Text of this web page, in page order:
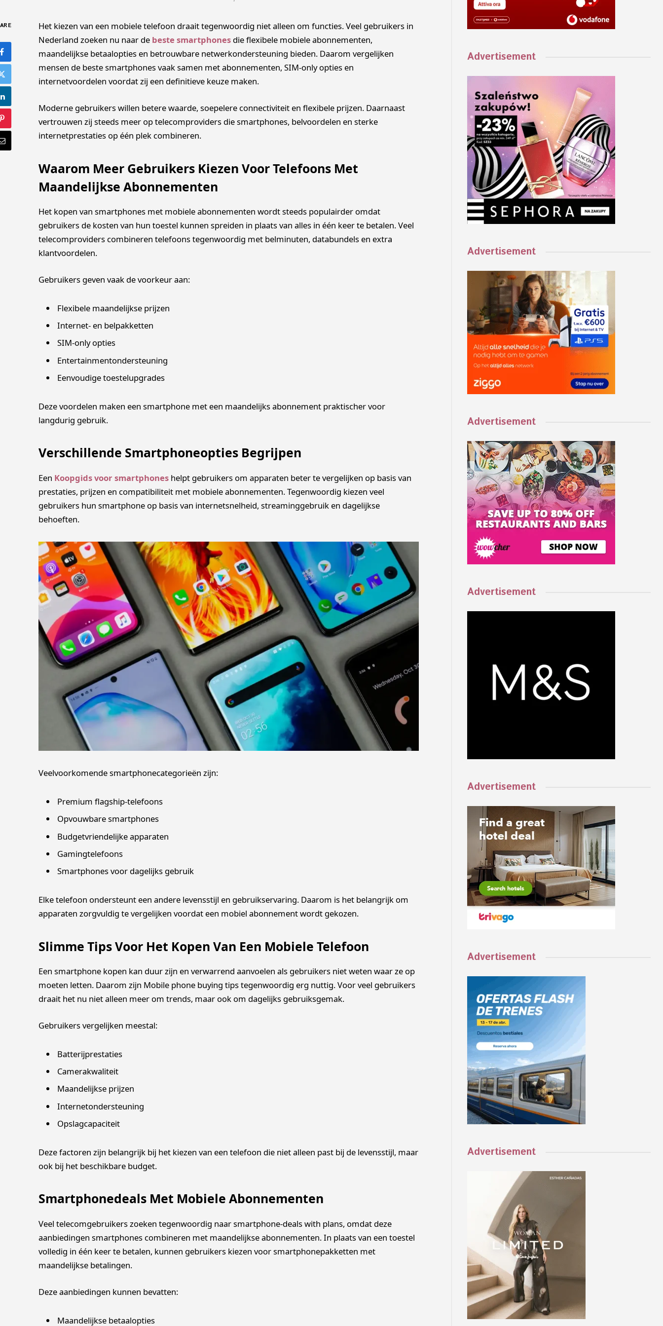
Het kiezen van een mobiele telefoon draait tegenwoordig niet alleen om functies. Veel gebruikers in
Nederland zoeken nu naar de beste smartphonesdie flexibele mobiele abonnementen,
maandelijkse betaalopties en betrouwbare netwerkondersteuning bieden. Daarom vergelijken
mensen de beste smartphones vaak samen met abonnementen, SIM-only opties en
internetvoordelen voordat zij een definitieve keuze maken.
Moderne gebruikers willen betere waarde, soepelere connectiviteit en flexibele prijzen. Daarnaast
vertrouwen zij steeds meer op telecomproviders die smartphones, belvoordelen en sterke
internetprestaties op één plek combineren.
Waarom Meer Gebruikers Kiezen Voor Telefoons Met
Maandelijkse Abonnementen
Het kopen van smartphones met mobiele abonnementen wordt steeds populairder omdat
gebruikers de kosten van hun toestel kunnen spreiden in plaats van alles in één keer te betalen. Veel
telecomproviders combineren telefoons tegenwoordig met belminuten, databundels en extra
klantvoordelen.
Gebruikers geven vaak de voorkeur aan:
Flexibele maandelijkse prijzen
Internet- en belpakketten
SIM-only opties
Entertainmentondersteuning
Eenvoudige toestelupgrades
Deze voordelen maken een smartphone met een maandelijks abonnement praktischer voor
langdurig gebruik.
Verschillende Smartphoneopties Begrijpen
Een Koopgids voor smartphoneshelpt gebruikers om apparaten beter te vergelijken op basis van
prestaties, prijzen en compatibiliteit met mobiele abonnementen. Tegenwoordig kiezen veel
gebruikers hun smartphone op basis van internetsnelheid, streaminggebruik en dagelijkse
behoeften.
Veelvoorkomende smartphonecategorieën zijn:
Premium flagship-telefoons
Opvouwbare smartphones
Budgetvriendelijke apparaten
Gamingtelefoons
Smartphones voor dagelijks gebruik
Elke telefoon ondersteunt een andere levensstijl en gebruikservaring. Daarom is het belangrijk om
apparaten zorgvuldig te vergelijken voordat een mobiel abonnement wordt gekozen.
Slimme Tips Voor Het Kopen Van Een Mobiele Telefoon
Een smartphone kopen kan duur zijn en verwarrend aanvoelen als gebruikers niet weten waar ze op
moeten letten. Daarom zijn Mobile phone buying tips tegenwoordig erg nuttig. Voor veel gebruikers
draait het nu niet alleen meer om trends, maar ook om dagelijks gebruiksgemak.
Gebruikers vergelijken meestal:
Batterijprestaties
Camerakwaliteit
Maandelijkse prijzen
Internetondersteuning
Opslagcapaciteit
Deze factoren zijn belangrijk bij het kiezen van een telefoon die niet alleen past bij de levensstijl, maar
ook bij het beschikbare budget.
Smartphonedeals Met Mobiele Abonnementen
Veel telecomgebruikers zoeken tegenwoordig naar smartphone-deals with plans, omdat deze
aanbiedingen smartphones combineren met maandelijkse abonnementen. In plaats van een toestel
volledig in één keer te betalen, kunnen gebruikers kiezen voor smartphonepakketten met
maandelijkse betalingen.
Deze aanbiedingen kunnen bevatten:
Maandelijkse betaalopties
Advertisement
Advertisement
Advertisement
Advertisement
Advertisement
Advertisement
Advertisement